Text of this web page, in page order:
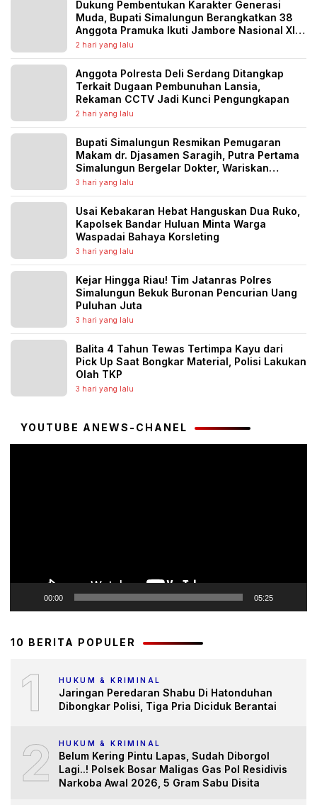
Dukung Pembentukan Karakter Generasi
Muda, Bupati Simalungun Berangkatkan 38
Anggota Pramuka Ikuti Jambore Nasional XII
Tahun 2026
2 hari yang lalu
Anggota Polresta Deli Serdang Ditangkap
Terkait Dugaan Pembunuhan Lansia,
Rekaman CCTV Jadi Kunci Pengungkapan
2 hari yang lalu
Bupati Simalungun Resmikan Pemugaran
Makam dr. Djasamen Saragih, Putra Pertama
Simalungun Bergelar Dokter, Wariskan
Semangat Pengabdian untuk Generasi
Penerus
3 hari yang lalu
Usai Kebakaran Hebat Hanguskan Dua Ruko,
Kapolsek Bandar Huluan Minta Warga
Waspadai Bahaya Korsleting
3 hari yang lalu
Kejar Hingga Riau! Tim Jatanras Polres
Simalungun Bekuk Buronan Pencurian Uang
Puluhan Juta
3 hari yang lalu
Balita 4 Tahun Tewas Tertimpa Kayu dari
Pick Up Saat Bongkar Material, Polisi Lakukan
Olah TKP
3 hari yang lalu
YOUTUBE ANEWS-CHANEL
00:00 05:25
10 BERITA POPULER
1 HUKUM & KRIMINAL
Jaringan Peredaran Shabu Di Hatonduhan
Dibongkar Polisi, Tiga Pria Diciduk Berantai
2 HUKUM & KRIMINAL
Belum Kering Pintu Lapas, Sudah Diborgol
Lagi..! Polsek Bosar Maligas Gas Pol Residivis
Narkoba Awal 2026, 5 Gram Sabu Disita